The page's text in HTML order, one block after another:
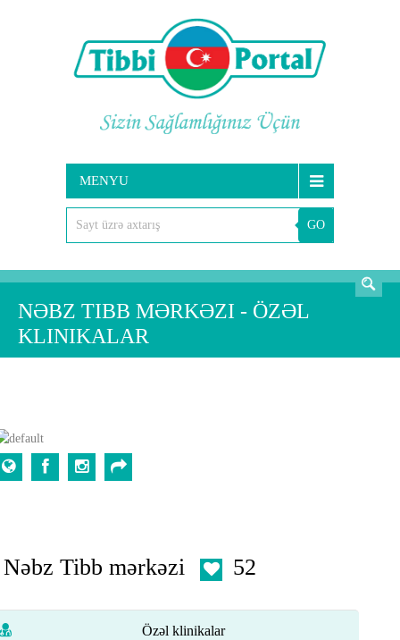
MENYU
GO
AXTARIŞ
NƏBZ TIBB MƏRKƏZI - ÖZƏL
KLINIKALAR
Nəbz Tibb mərkəzi 52
Özəl klinikalar